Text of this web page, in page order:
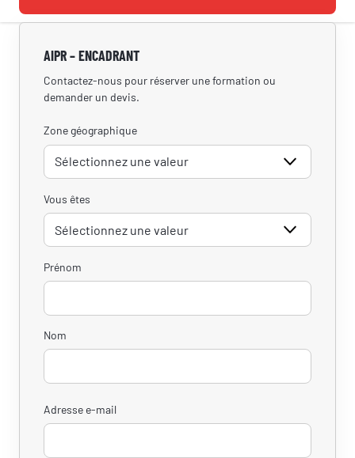
AIPR – ENCADRANT
Contactez-nous pour réserver une formation ou
demander un devis.
Zone géographique
Vous êtes
Prénom
Nom
Adresse e-mail